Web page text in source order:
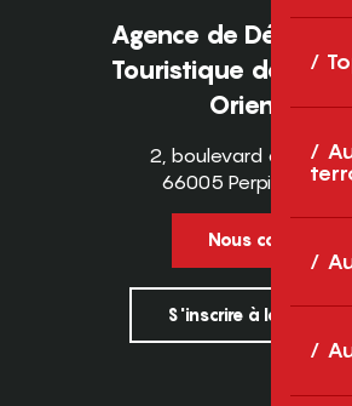
Agence de
Touristique des
Orientales
2, boulevard des
66005 Perpignan
Nous contacter
S'inscrire à la